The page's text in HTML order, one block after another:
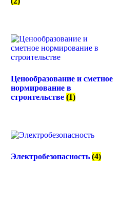
Ценообразование и сметное
нормирование в
строительстве (1)
Электробезопасность (4)